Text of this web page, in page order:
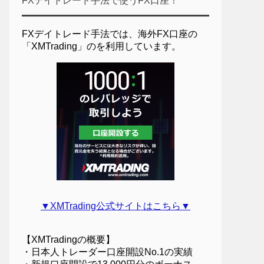
FXデイトレード手法では、海外FX口座の
「XMTrading」のを利用しています。
▼XMTrading公式サイトはこちら▼
【XMTradingの概要】
・日本人トレーダー口座開設No.1の実績